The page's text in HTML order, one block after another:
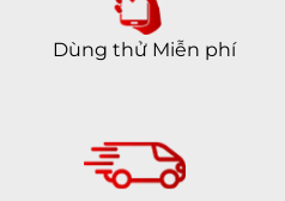
Dùng thử Miễn phí